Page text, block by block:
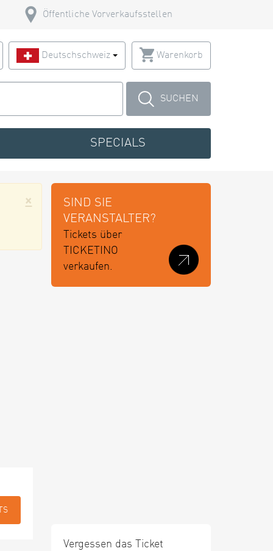
Öffentliche Vorverkaufsstellen
Deutschschweiz Warenkorb
SUCHEN
SPECIALS
×
SIND SIE
VERANSTALTER?
Tickets über
TICKETINO
verkaufen.
Vergessen das Ticket